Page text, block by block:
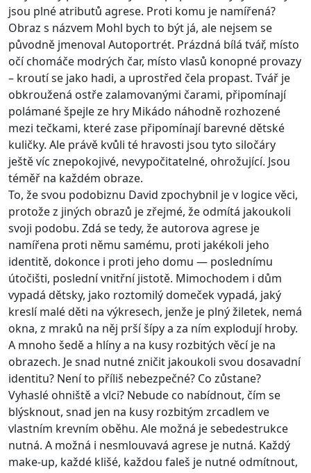
jsou plné atributů agrese. Proti komu je namířená?
Obraz s názvem Mohl bych to být já, ale nejsem se
původně jmenoval Autoportrét. Prázdná bílá tvář, místo
očí chomáče modrých čar, místo vlasů konopné provazy
– kroutí se jako hadi, a uprostřed čela propast. Tvář je
obkroužená ostře zalamovanými čarami, připomínají
polámané špejle ze hry Mikádo náhodně rozhozené
mezi tečkami, které zase připomínají barevné dětské
kuličky. Ale právě kvůli té hravosti jsou tyto siločáry
ještě víc znepokojivé, nevypočitatelné, ohrožující. Jsou
téměř na každém obraze.
To, že svou podobiznu David zpochybnil je v logice věci,
protože z jiných obrazů je zřejmé, že odmítá jakoukoli
svoji podobu. Zdá se tedy, že autorova agrese je
namířena proti němu samému, proti jakékoli jeho
identitě, dokonce i proti jeho domu — poslednímu
útočišti, poslední vnitřní jistotě. Mimochodem i dům
vypadá dětsky, jako roztomilý domeček vypadá, jaký
kreslí malé děti na výkresech, jenže je plný žiletek, nemá
okna, z mraků na něj prší šípy a za ním explodují hroby.
A mnoho šedě a hlíny a na kusy rozbitých věcí je na
obrazech. Je snad nutné zničit jakoukoli svou dosavadní
identitu? Není to příliš nebezpečné? Co zůstane?
Vyhaslé ohniště a vlci? Nebude co nabídnout, čím se
blýsknout, snad jen na kusy rozbitým zrcadlem ve
vlastním krevním oběhu. Ale možná je sebedestrukce
nutná. A možná i nesmlouvavá agrese je nutná. Každý
make-up, každé klišé, každou faleš je nutné odmítnout,